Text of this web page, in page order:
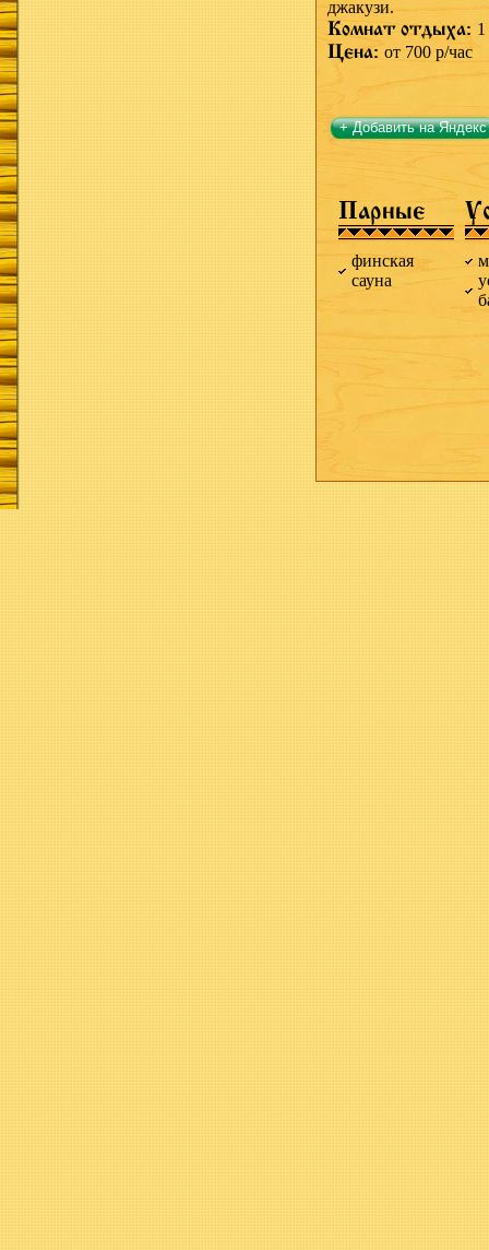
джакузи.
Комнат отдыха: 1
Цена: от 700 р/час
+ Добавить на Яндекс
Парные
финская
сауна